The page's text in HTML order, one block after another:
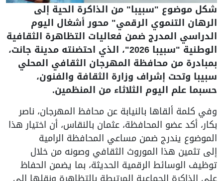
شكل موضوع "سبيبا" من الذاكرة الحية إلى
الرهان التنموي الرقمي" محور أشغال اليوم
الدراسي المدرج ضمن فعاليات التظاهرة الثقافية
الوطنية "سبيبا 2026"، الذي احتضنته مدينة جانت،
بمبادرة من محافظة المهرجان الثقافي المحلي
سبيبا وتحت إشراف وزارة الثقافة والفنون،
حسبما علم اليوم الثلاثاء من المنظمين.
وفي كلمة ألقاها بالنيابة عن محافظ المهرجان، ناصر
بكار، أكد عضو المحافظة، عثمان بالنقاس، أن اختيار هذا
الموضوع يندرج ضمن مساعي المحافظة الرامية
إلى تثمين هذا الموروث الثقافي وصونه من خلال
توظيف الوسائط الرقمية الحديثة، بما يضمن الحفاظ